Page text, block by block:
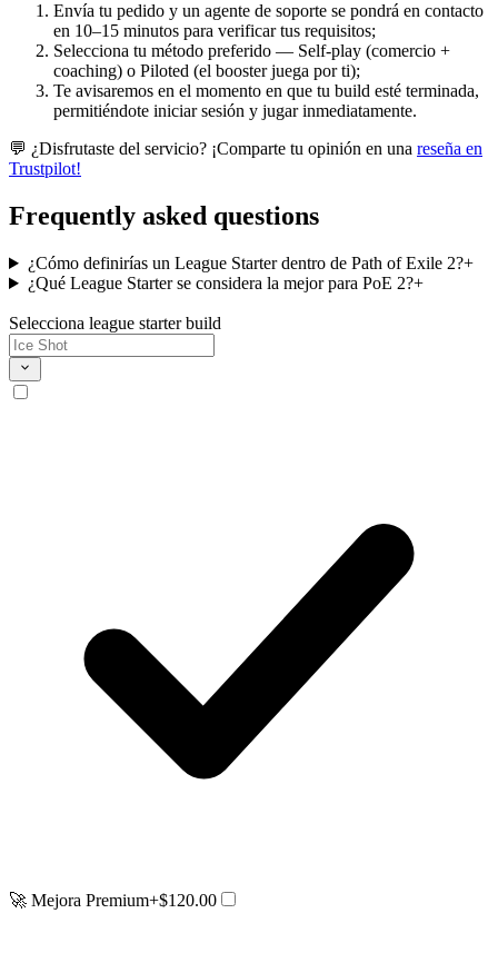
Envía tu pedido y un agente de soporte se pondrá en contacto
en 10–15 minutos para verificar tus requisitos;
Selecciona tu método preferido — Self-play (comercio +
coaching) o Piloted (el booster juega por ti);
Te avisaremos en el momento en que tu build esté terminada,
permitiéndote iniciar sesión y jugar inmediatamente.
💬 ¿Disfrutaste del servicio? ¡Comparte tu opinión en una reseña en
Trustpilot!
Frequently asked questions
¿Cómo definirías un League Starter dentro de Path of Exile 2?+
¿Qué League Starter se considera la mejor para PoE 2?+
Selecciona league starter build
🚀 Mejora Premium+$120.00